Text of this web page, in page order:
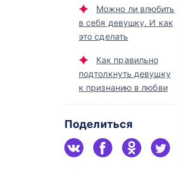
Можно ли влюбить
в себя девушку. И как
это сделать
Как правильно
подтолкнуть девушку
к признанию в любви
Поделиться